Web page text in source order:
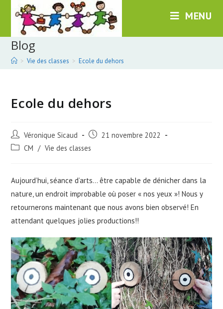
content
MENU
Blog
> Vie des classes > Ecole du dehors
Ecole du dehors
Post
author:
Véronique Sicaud
Post
published:
21 novembre 2022
Post CM / Vie des classes
Aujourd’hui, séance d’arts… être capable de dénicher dans la
nature, un endroit improbable où poser « nos yeux »! Nous y
retournerons maintenant que nous avons bien observé! En
attendant quelques jolies productions!!